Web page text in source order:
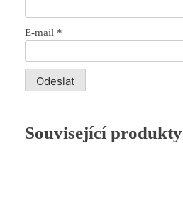
E-mail *
Související produkty